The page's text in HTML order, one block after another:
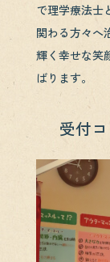
で理学療法士
関わる方々へ
輝く幸せな笑
ばります。
受付